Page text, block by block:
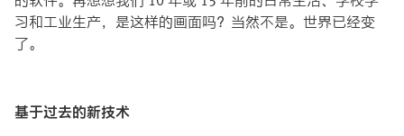
习和工业生产，是这样的画面吗？当然不是。世界已经变
了。
基于过去的新技术